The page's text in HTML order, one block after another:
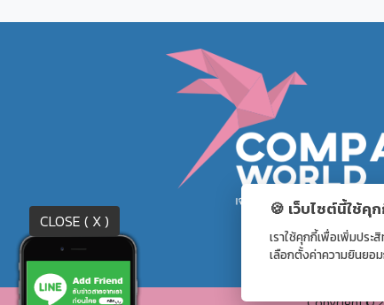
CLOSE ( X )
🍪 เว็บไซต์นี้ใช้คุ
เราใช้คุกกี้เพื่อเพิ่มปร
เลือกตั้งค่าความยินยอ